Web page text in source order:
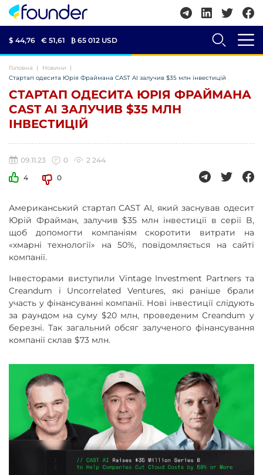
$ 44,76 € 51,61 ₿ 65 012 USD
Головна
Новини
Cтартап одесита Юрія Фраймана CAST AI залучив $35 млн інвестицій
CТАРТАП ОДЕСИТА ЮРІЯ ФРАЙМАНА
CAST AI ЗАЛУЧИВ $35 МЛН
ІНВЕСТИЦІЙ
09.11.23 0
2 244
4
0
Американський стартап CAST AI, який заснував одесит
Юрій Фрайман, залучив $35 млн інвестиції в серії B,
щоб допомогти компаніям скоротити витрати на
«хмарні технології» на 50%, повідомляється на сайті
компанії.
Інвесторами виступили Vintage Investment Partners та
Creandum і Uncorrelated Ventures, які раніше брали
участь у фінансуванні компанії. Нові інвестиції слідують
за раундом на суму $20 млн, проведеним Creandum у
березні. Так загальний обсяг залученого фінансування
компанії склав $73 млн.